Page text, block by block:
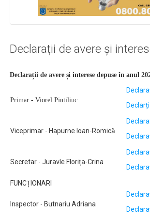
Declarații de avere și
Declarații de avere și interese depuse în anul
Primar - Viorel Pintiliuc
Viceprimar - Hapurne Ioan-Romică
Secretar - Juravle Florița-Crina
FUNCȚIONARI
Inspector - Butnariu Adriana